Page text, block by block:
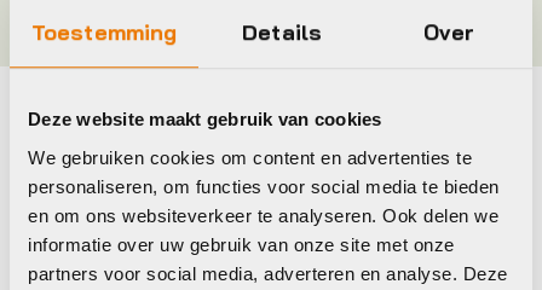
Toestemming Details Over
Deze website maakt gebruik van cookies
We gebruiken cookies om content en advertenties te
personaliseren, om functies voor social media te bieden
en om ons websiteverkeer te analyseren. Ook delen we
informatie over uw gebruik van onze site met onze
partners voor social media, adverteren en analyse. Deze
Maak je fiets compleet
Bekijk alle accessoires
BBB